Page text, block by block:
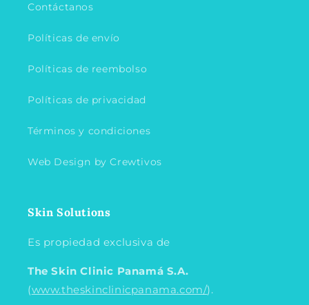
Contáctanos
Políticas de envío
Políticas de reembolso
Políticas de privacidad
Términos y condiciones
Web Design by Crewtivos
Skin Solutions
Es propiedad exclusiva de
The Skin Clinic Panamá S.A.
(www.theskinclinicpanama.com/).